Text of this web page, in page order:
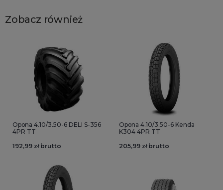
Zobacz również
Opona 4.10/3.50-6 DELI S-356
4PR TT
192,99 zł brutto
Opona 4.10/3.50-6 Kenda
K304 4PR TT
205,99 zł brutto